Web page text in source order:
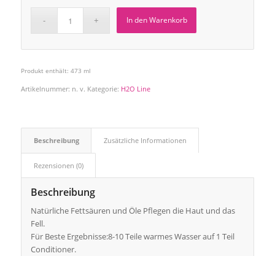
In den Warenkorb
Produkt enthält: 473 ml
Artikelnummer: n. v. Kategorie: H2O Line
Beschreibung Zusätzliche Informationen
Rezensionen (0)
Beschreibung
Natürliche Fettsäuren und Öle Pflegen die Haut und das
Fell.
Für Beste Ergebnisse:8-10 Teile warmes Wasser auf 1 Teil
Conditioner.